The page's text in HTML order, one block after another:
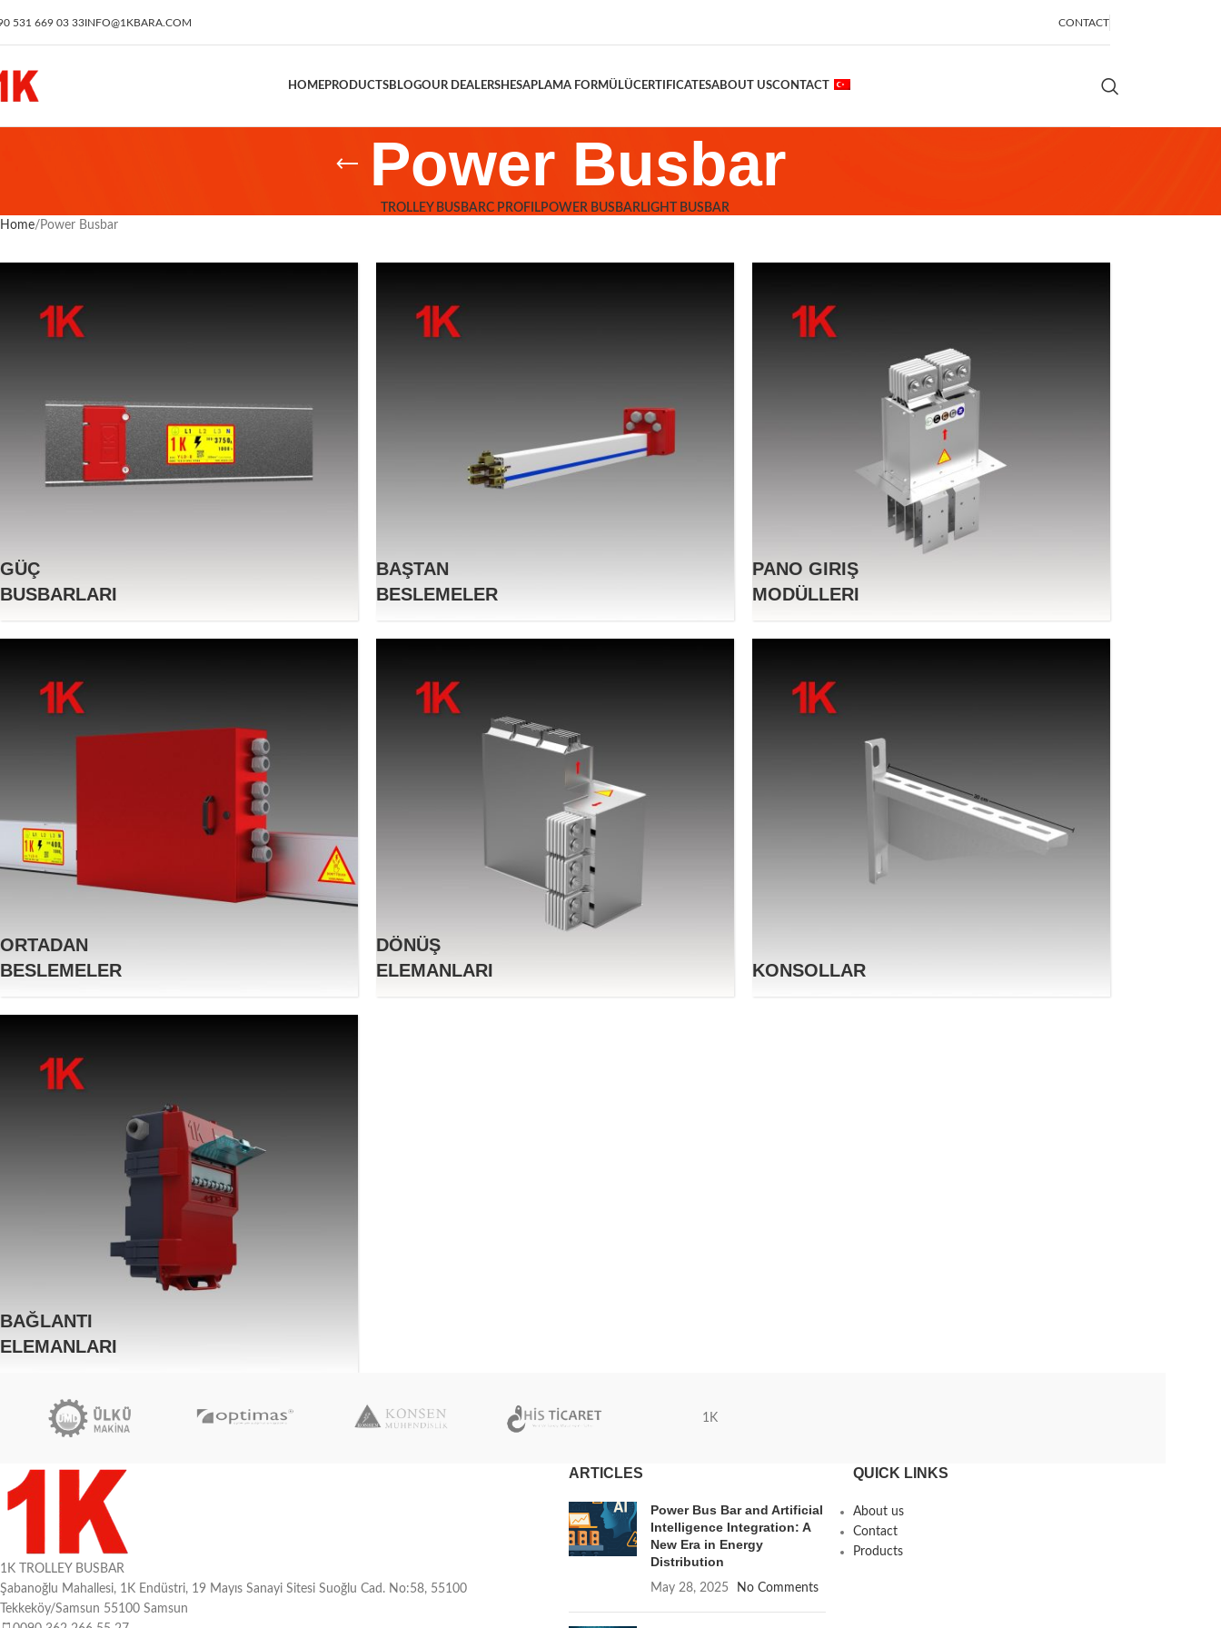
531 669 03 33INFO@1KBARA.COM CONTACT
HOMEPRODUCTSBLOGOUR DEALERSHESAPLAMA FORMÜLÜCERTIFICATESABOUT USCONTACT
Power Busbar
TROLLEY BUSBARC PROFILPOWER BUSBARLIGHT BUSBAR
Home Power Busbar
GÜÇ
BUSBARLARI
BAŞTAN
BESLEMELER
PANO GIRIŞ
MODÜLLERI
ORTADAN
BESLEMELER
DÖNÜŞ
ELEMANLARI
KONSOLLAR
BAĞLANTI
ELEMANLARI
1K
1K TROLLEY BUSBAR
Şabanoğlu Mahallesi, 1K Endüstri, 19 Mayıs Sanayi Sitesi Suoğlu Cad. No:58, 55100
Tekkeköy/Samsun 55100 Samsun
ARTICLES
Power Bus Bar and Artificial
Intelligence Integration: A
New Era in Energy
Distribution
May 28, 2025 No Comments
QUICK LINKS
About us
Contact
Products